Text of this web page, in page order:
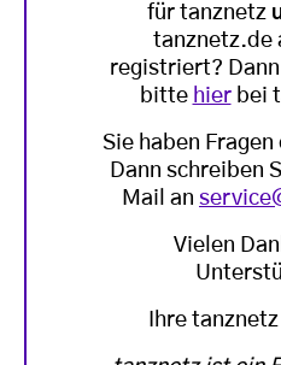
für tanznetz
tanznetz.de
registriert?
bitte hierbei
Sie haben
Dann schreiben
Mail an
Vielen
Ihre